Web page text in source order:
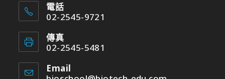
電話
02-2545-9721
傳真
02-2545-5481
Email